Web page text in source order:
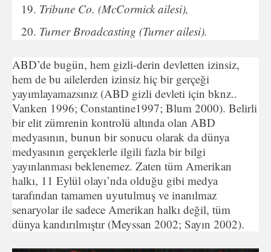
Tribune Co. (McCormick ailesi),
Turner Broadcasting (Turner ailesi).
ABD’de bugün, hem gizli-derin devletten izinsiz,
hem de bu ailelerden izinsiz hiç bir gerçeği
yayımlayamazsınız (ABD gizli devleti için bknz..
Vanken 1996; Constantine1997; Blum 2000). Belirli
bir elit zümrenin kontrolü altında olan ABD
medyasının, bunun bir sonucu olarak da dünya
medyasının gerçeklerle ilgili fazla bir bilgi
yayınlanması beklenemez. Zaten tüm Amerikan
halkı, 11 Eylül olayı’nda olduğu gibi medya
tarafından tamamen uyutulmuş ve inanılmaz
senaryolar ile sadece Amerikan halkı değil, tüm
dünya kandırılmıştır (Meyssan 2002; Sayın 2002).